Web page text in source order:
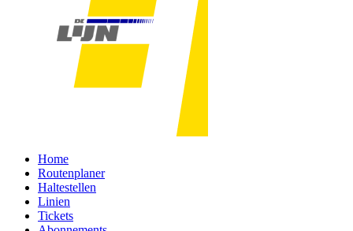
Home
Routenplaner
Haltestellen
Linien
Tickets